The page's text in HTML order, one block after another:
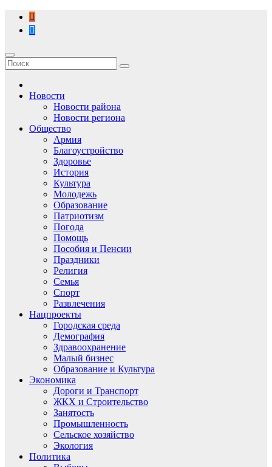
Перейти
содержимому
Новости
Новости района
Новости региона
Общество
Армия
Благоустройство
Здоровье
История
Культура
Молодежь
Образование
Патриотизм
Погода
Помощь
Пособия и Пенсии
Праздники
Религия
Семья
Спорт
Развлечения
Нацпроекты
Городская среда
Демография
Здравоохранение
Малый бизнес
Образование и Культура
Экономика
Дороги и Транспорт
ЖКХ и Строительство
Занятость
Промышленность
Сельское хозяйство
Экология
Политика